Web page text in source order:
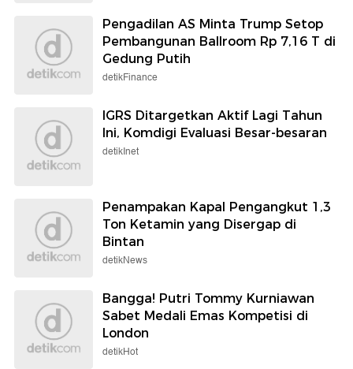
Pengadilan AS Minta Trump Setop
Pembangunan Ballroom Rp 7,16 T di
Gedung Putih
detikFinance
IGRS Ditargetkan Aktif Lagi Tahun
Ini, Komdigi Evaluasi Besar-besaran
detikInet
Penampakan Kapal Pengangkut 1,3
Ton Ketamin yang Disergap di
Bintan
detikNews
Bangga! Putri Tommy Kurniawan
Sabet Medali Emas Kompetisi di
London
detikHot